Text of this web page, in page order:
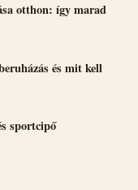
otthon: így marad
és mit kell
sportcipő